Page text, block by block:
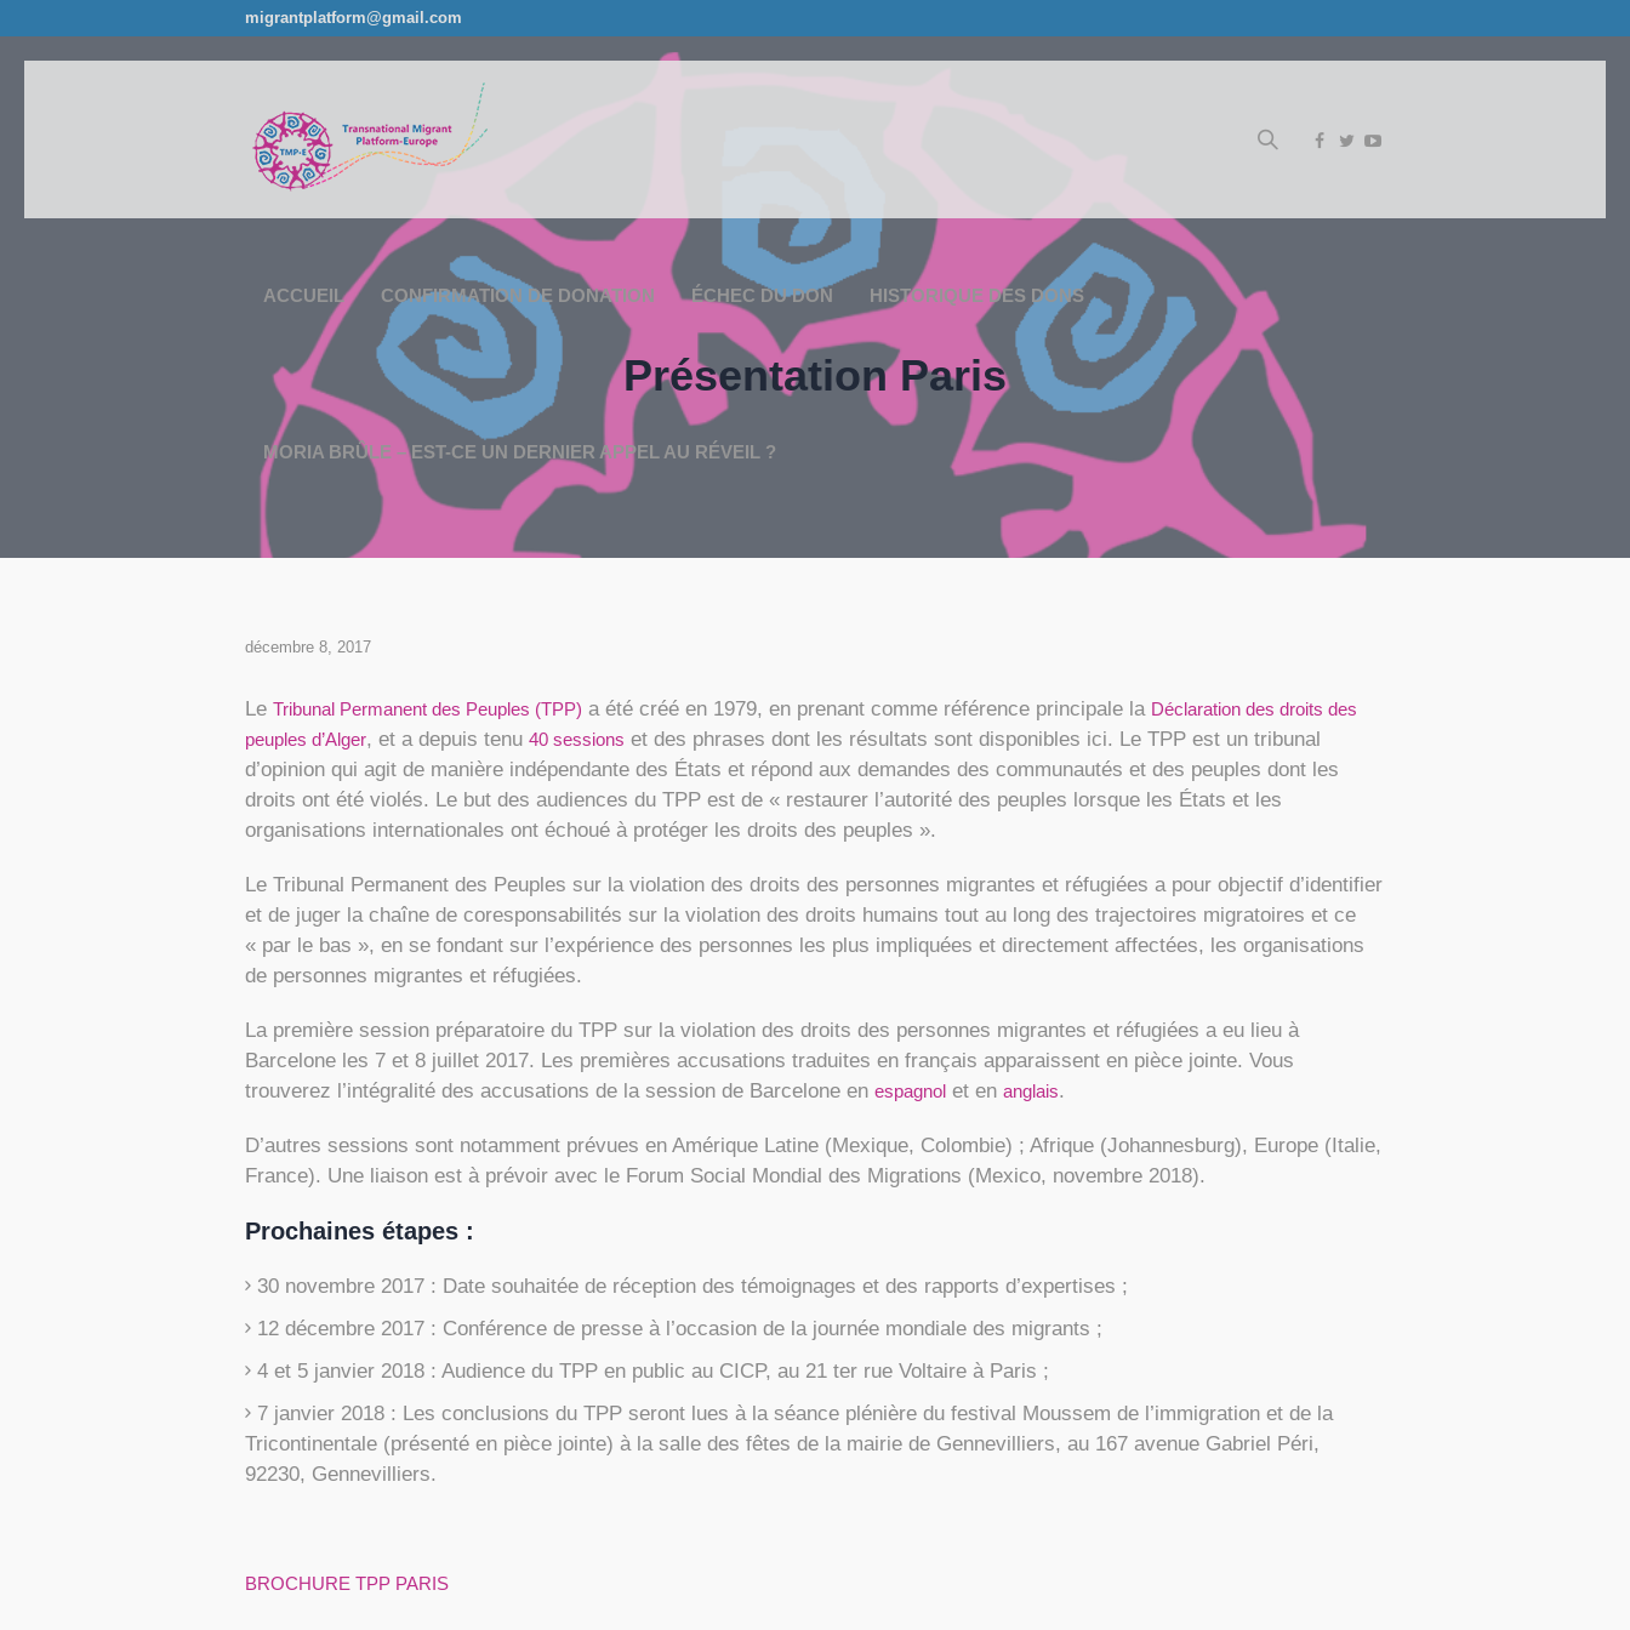
migrantplatform@gmail.com
ACCUEIL CONFIRMATION DE DONATION ÉCHEC DU DON HISTORIQUE DES DONS
MORIA BRÛLE – EST-CE UN DERNIER APPEL AU RÉVEIL ?
Présentation Paris
décembre 8, 2017
Le Tribunal Permanent des Peuples (TPP) a été créé en 1979, en prenant comme référence principale la Déclaration des droits des
peuples d’Alger, et a depuis tenu 40 sessions et des phrases dont les résultats sont disponibles ici. Le TPP est un tribunal
d’opinion qui agit de manière indépendante des États et répond aux demandes des communautés et des peuples dont les
droits ont été violés. Le but des audiences du TPP est de « restaurer l’autorité des peuples lorsque les États et les
organisations internationales ont échoué à protéger les droits des peuples ».
Le Tribunal Permanent des Peuples sur la violation des droits des personnes migrantes et réfugiées a pour objectif d’identifier
et de juger la chaîne de coresponsabilités sur la violation des droits humains tout au long des trajectoires migratoires et ce
« par le bas », en se fondant sur l’expérience des personnes les plus impliquées et directement affectées, les organisations
de personnes migrantes et réfugiées.
La première session préparatoire du TPP sur la violation des droits des personnes migrantes et réfugiées a eu lieu à
Barcelone les 7 et 8 juillet 2017. Les premières accusations traduites en français apparaissent en pièce jointe. Vous
trouverez l’intégralité des accusations de la session de Barcelone en espagnol et en anglais.
D’autres sessions sont notamment prévues en Amérique Latine (Mexique, Colombie) ; Afrique (Johannesburg), Europe (Italie,
France). Une liaison est à prévoir avec le Forum Social Mondial des Migrations (Mexico, novembre 2018).
Prochaines étapes :
30 novembre 2017 : Date souhaitée de réception des témoignages et des rapports d’expertises ;
12 décembre 2017 : Conférence de presse à l’occasion de la journée mondiale des migrants ;
4 et 5 janvier 2018 : Audience du TPP en public au CICP, au 21 ter rue Voltaire à Paris ;
7 janvier 2018 : Les conclusions du TPP seront lues à la séance plénière du festival Moussem de l’immigration et de la
Tricontinentale (présenté en pièce jointe) à la salle des fêtes de la mairie de Gennevilliers, au 167 avenue Gabriel Péri,
92230, Gennevilliers.
BROCHURE TPP PARIS